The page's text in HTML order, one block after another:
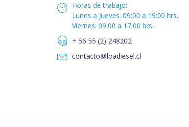
Horas de trabajo:
Lunes a Jueves: 09:00 a 19:00 hrs.
Viernes: 09:00 a 17:00 hrs.
+ 56 55 (2) 248202
contacto@loadiesel.cl